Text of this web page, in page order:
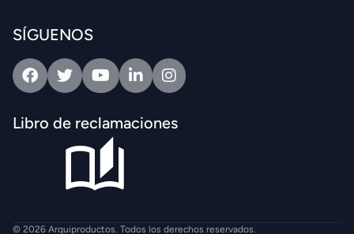
SÍGUENOS
FacebookTwitterYoutubeLinkedinIntagram
Libro de reclamaciones
© 2026 Arquiproductos. Todos los derechos reservados.